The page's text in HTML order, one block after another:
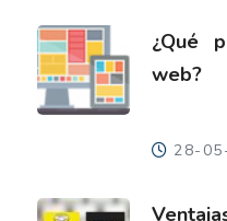
¿Qué
web?
28-